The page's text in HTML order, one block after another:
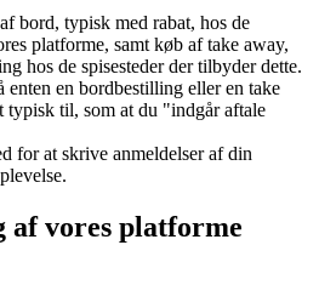
bord, typisk med rabat, hos de
platforme, samt køb af take away,
hos de spisesteder der tilbyder dette.
enten en bordbestilling eller en take
typisk til, som at du "indgår aftale
for at skrive anmeldelser af din
vores platforme